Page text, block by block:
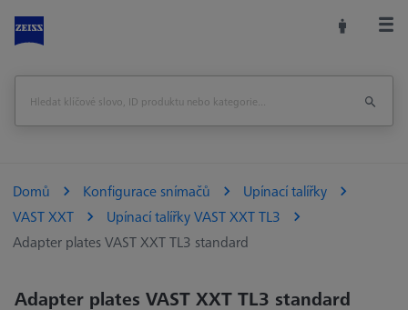
Domů Konfigurace snímačů
Upínací talířky
VAST XXT
Upínací talířky VAST XXT TL3
Adapter plates VAST XXT TL3 standard
Adapter plates VAST XXT TL3 standard